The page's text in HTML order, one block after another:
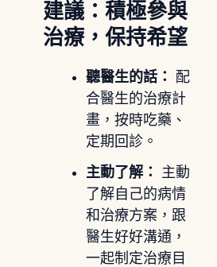
建議：積極參與
治療，保持希望
聽醫生的話：
配
合醫生的治療計
畫，按時吃藥、
定期回診。
主動了解：
主動
了解自己的病情
和治療方案，跟
醫生好好溝通，
一起制定治療目